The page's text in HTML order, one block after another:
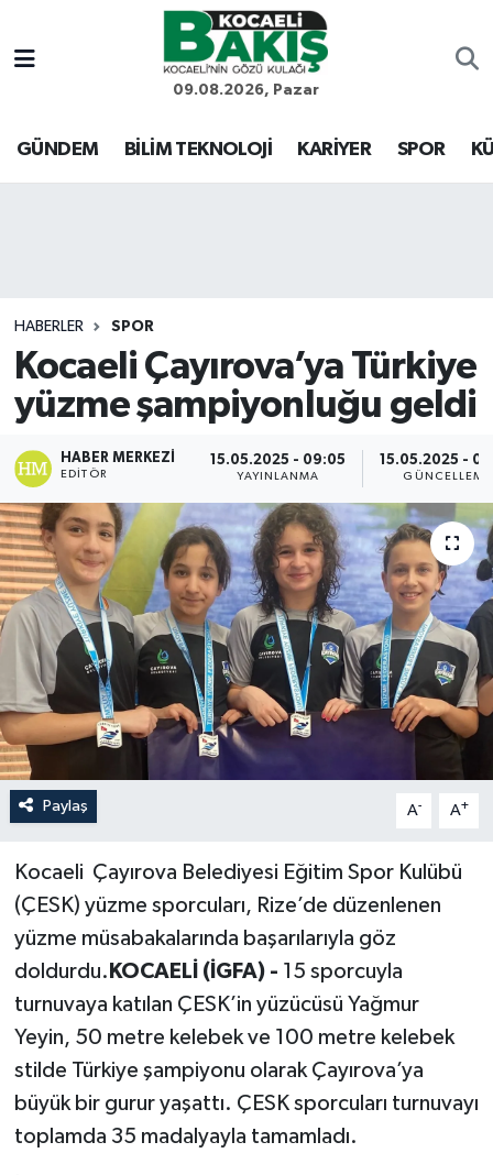
09.08.2026, Pazar
GÜNDEM BİLİM TEKNOLOJİ KARİYER SPOR
HABERLER SPOR
Kocaeli Çayırova’ya Türkiye
yüzme şampiyonluğu geldi
HABER MERKEZI
EDITÖR
15.05.2025 - 09:05
YAYINLANMA
15.05.2025 -
GÜNCELLEME
Paylaş A- A+
Kocaeli Çayırova Belediyesi Eğitim Spor Kulübü
(ÇESK) yüzme sporcuları, Rize’de düzenlenen
yüzme müsabakalarında başarılarıyla göz
doldurdu. KOCAELİ (İGFA) - 15 sporcuyla
turnuvaya katılan ÇESK’in yüzücüsü Yağmur
Yeyin, 50 metre kelebek ve 100 metre kelebek
stilde Türkiye şampiyonu olarak Çayırova’ya
büyük bir gurur yaşattı. ÇESK sporcuları turnuvayı
toplamda 35 madalyayla tamamladı.
Kocaeli Nöbetçi Eczaneler
Kocaeli Hava Durumu
Son Dakika Haberleri
Haber Arşivi